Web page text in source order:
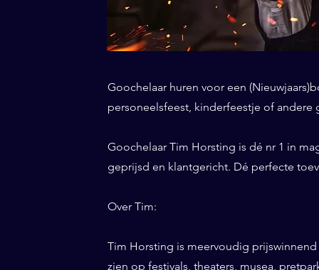
Goochelaar huren voor een
personeelsfeest, kinderfeestje of
Goochelaar Tim Horsting is dé nr 1 in
geprijsd en klantgericht. Dé perfecte
Over Tim:
Tim Horsting is meervoudig
zien op festivals, theaters, musea,